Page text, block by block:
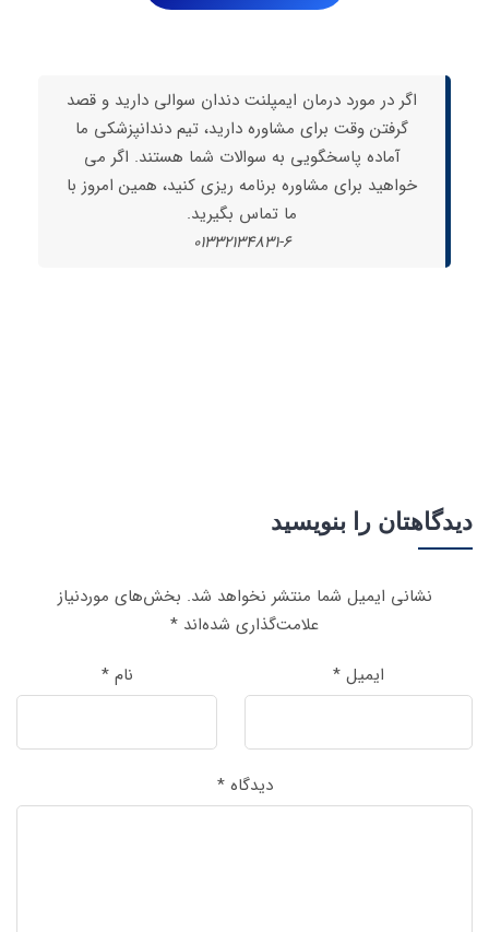
اگر در مورد درمان ایمپلنت دندان سوالی دارید و قصد
گرفتن وقت برای مشاوره دارید، تیم دندانپزشکی ما
آماده پاسخگویی به سوالات شما هستند. اگر می
خواهید برای مشاوره برنامه ریزی کنید، همین امروز با
ما تماس بگیرید.
01332134831-6
دیدگاهتان را بنویسید
نشانی ایمیل شما منتشر نخواهد شد. بخش‌های موردنیاز
علامت‌گذاری شده‌اند *
نام* ایمیل *
دیدگاه*